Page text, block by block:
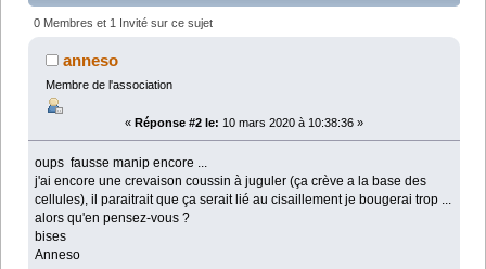
éclate... (Lu 22355 fois)
0 Membres et 1 Invité sur ce sujet
anneso
Membre de l'association
« Réponse #2 le: 10 mars 2020 à 10:38:36 »
oups fausse manip encore ...
j'ai encore une crevaison coussin à juguler (ça crève a la base des
cellules), il paraitrait que ça serait lié au cisaillement je bougerai trop ...
alors qu'en pensez-vous ?
bises
Anneso